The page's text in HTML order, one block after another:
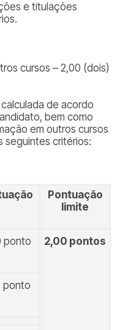
e titulações
cursos – 2,00 (dois)
de acordo
bem como
em outros cursos
seguintes critérios:
Pontuação
limite
ponto 2,00 pontos
ponto